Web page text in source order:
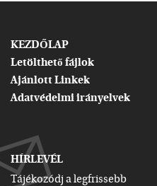
KEZDŐLAP
Letölthető fájlok
Ajánlott Linkek
Adatvédelmi irányelvek
HÍRLEVÉL
Tájékozódj a legfrissebb